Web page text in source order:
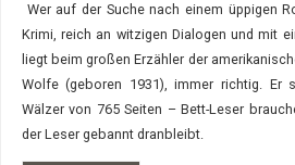
Wer auf der Suche nach einem üppigen
Krimi, reich an witzigen Dialogen und mit
liegt beim großen Erzähler der
Wolfe (geboren 1931), immer richtig. Er
Wälzer von 765 Seiten – Bett-Leser
der Leser gebannt dranbleibt.